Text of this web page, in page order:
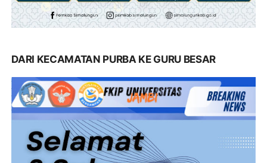
DARI KECAMATAN PURBA KE GURU BESAR